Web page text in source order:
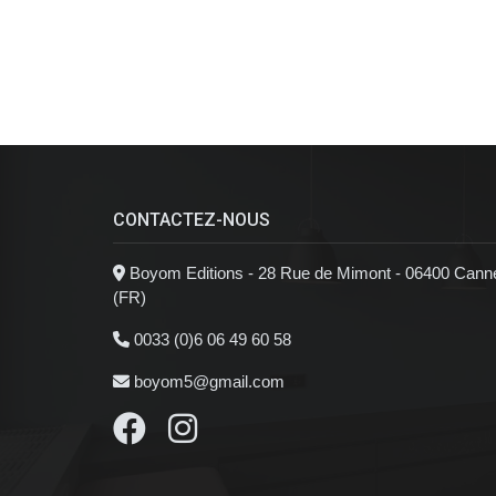
CONTACTEZ-NOUS
Boyom Editions - 28 Rue de Mimont - 06400
(FR)
0033 (0)6 06 49 60 58
boyom5@gmail.com